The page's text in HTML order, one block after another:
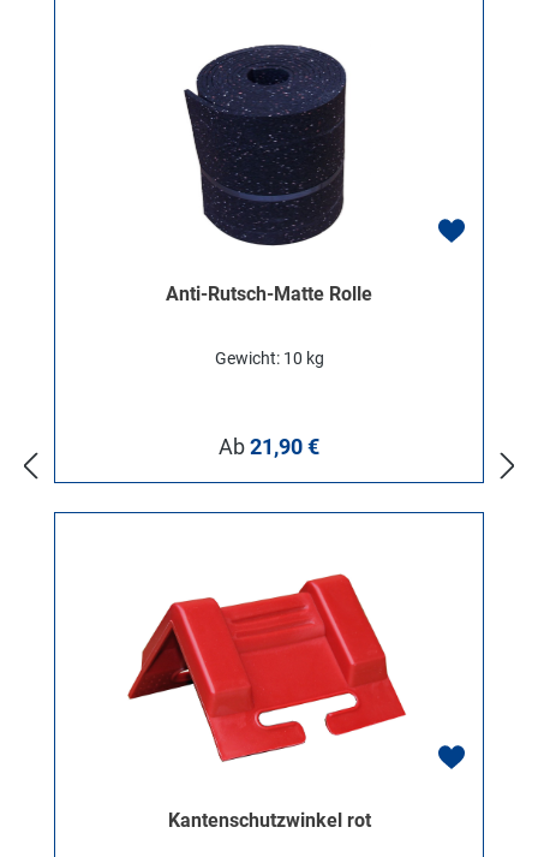
Anti-Rutsch-Matte Rolle
Gewicht: 10 kg
Regulärer Preis:
Ab21,90 €
Kantenschutzwinkel rot